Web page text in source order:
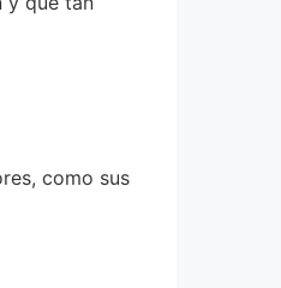
como sus